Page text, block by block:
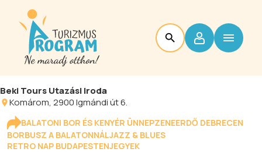
Beki Tours Utazási Iroda
Komárom, 2900 Igmándi út 6.
BALATONI BOR ÉS KENYÉR ÜNNEPZENEERDŐ DEBRECEN
BORBUSZ A BALATONNÁLJAZZ & BLUES
RETRO NAP BUDAPESTENJEGYEK